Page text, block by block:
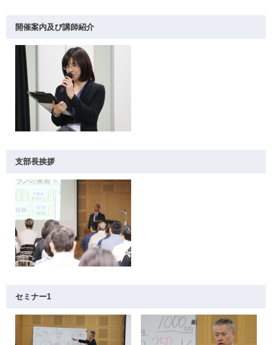
開催案内及び講師紹介
支部長挨拶
セミナー1